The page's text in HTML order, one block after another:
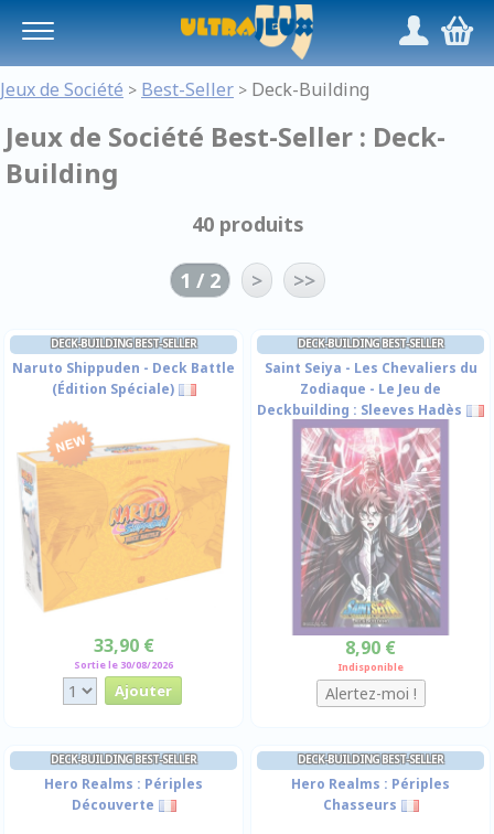
/,
Jeux de Société > Best-Seller > Deck-Building
Jeux de Société Best-Seller : Deck-
Building
40 produits
1 / 2 > >>
DECK-BUILDING BEST-SELLER
Naruto Shippuden - Deck Battle
(Édition Spéciale)
33,90 €
Sortie le 30/08/2026
DECK-BUILDING BEST-SELLER
Saint Seiya - Les Chevaliers du
Zodiaque - Le Jeu de
Deckbuilding : Sleeves Hadès
8,90 €
Indisponible
DECK-BUILDING BEST-SELLER
Hero Realms : Périples
Découverte
DECK-BUILDING BEST-SELLER
Hero Realms : Périples
Chasseurs